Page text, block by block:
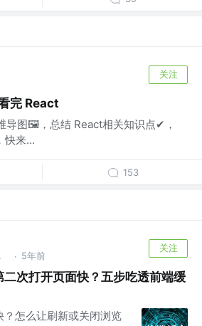
关注
完 React
导图🖼，总结 React相关知识点✔，
快来...
153
师 · 5年前
关注
次打开页面快？五步吃透前端缓
怎么让刷新或关闭浏览